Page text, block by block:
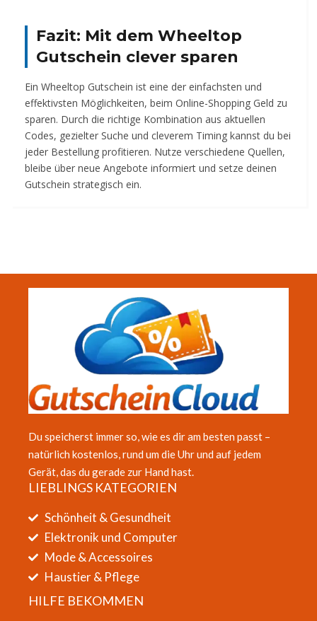
Fazit: Mit dem Wheeltop
Gutschein clever sparen
Ein Wheeltop Gutschein ist eine der einfachsten und
effektivsten Möglichkeiten, beim Online-Shopping Geld zu
sparen. Durch die richtige Kombination aus aktuellen
Codes, gezielter Suche und cleverem Timing kannst du bei
jeder Bestellung profitieren. Nutze verschiedene Quellen,
bleibe über neue Angebote informiert und setze deinen
Gutschein strategisch ein.
Du speicherst immer so, wie es dir am besten passt –
natürlich kostenlos, rund um die Uhr und auf jedem
Gerät, das du gerade zur Hand hast.
LIEBLINGS KATEGORIEN
Schönheit & Gesundheit
Elektronik und Computer
Mode & Accessoires
Haustier & Pflege
HILFE BEKOMMEN